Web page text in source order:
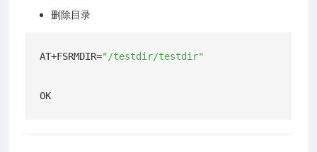
删除目录
AT+FSRMDIR="/testdir/testdir"